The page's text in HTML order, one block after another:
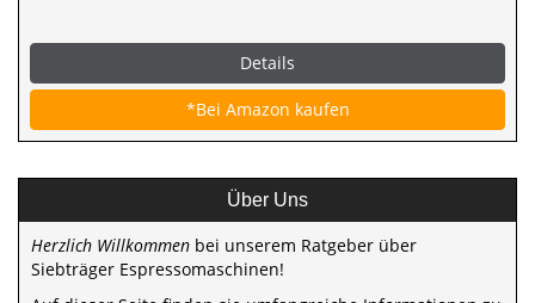
Details
*Bei Amazon kaufen
Über Uns
Herzlich Willkommen bei unserem Ratgeber über
Siebträger Espressomaschinen!